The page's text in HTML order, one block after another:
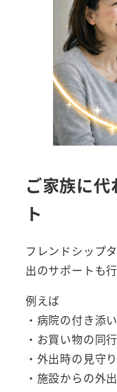
ご家族に
ト
フレンドシップ
出のサポートも行
例えば
・病院の付き添い
・お買い物の同行
・外出時の見守り
・施設からの外